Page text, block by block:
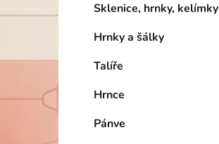
Sklenice, hrnky, kelímky
Hrnky a šálky
Talíře
Hrnce
Pánve